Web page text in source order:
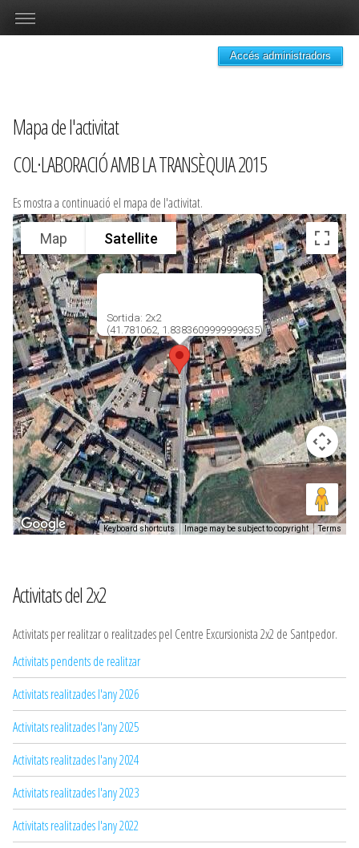
Accés administradors
Mapa de l'activitat
COL·LABORACIÓ AMB LA TRANSÈQUIA 2015
Es mostra a continuació el mapa de l'activitat.
Sortida: 2x2
(41.781062, 1.8383609999999635)
Map Satellite
Keyboard shortcuts Image may be subject to copyright Terms
Activitats del 2x2
Activitats per realitzar o realitzades pel Centre Excursionista 2x2 de Santpedor.
Activitats pendents de realitzar
Activitats realitzades l'any 2026
Activitats realitzades l'any 2025
Activitats realitzades l'any 2024
Activitats realitzades l'any 2023
Activitats realitzades l'any 2022